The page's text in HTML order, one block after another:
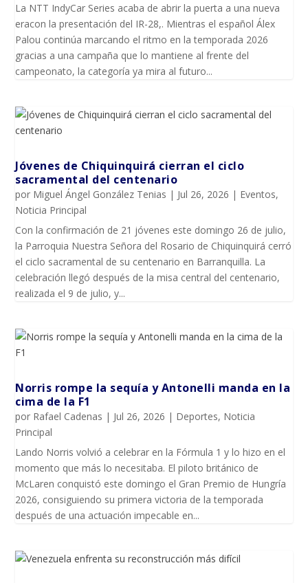
La NTT IndyCar Series acaba de abrir la puerta a una nueva
eracon la presentación del IR-28,. Mientras el español Álex
Palou continúa marcando el ritmo en la temporada 2026
gracias a una campaña que lo mantiene al frente del
campeonato, la categoría ya mira al futuro...
Jóvenes de Chiquinquirá cierran el ciclo
sacramental del centenario
por Miguel Ángel González Tenias | Jul 26, 2026 | Eventos,
Noticia Principal
Con la confirmación de 21 jóvenes este domingo 26 de julio,
la Parroquia Nuestra Señora del Rosario de Chiquinquirá cerró
el ciclo sacramental de su centenario en Barranquilla. La
celebración llegó después de la misa central del centenario,
realizada el 9 de julio, y...
Norris rompe la sequía y Antonelli manda en la
cima de la F1
por Rafael Cadenas | Jul 26, 2026 | Deportes, Noticia
Principal
Lando Norris volvió a celebrar en la Fórmula 1 y lo hizo en el
momento que más lo necesitaba. El piloto británico de
McLaren conquistó este domingo el Gran Premio de Hungría
2026, consiguiendo su primera victoria de la temporada
después de una actuación impecable en...